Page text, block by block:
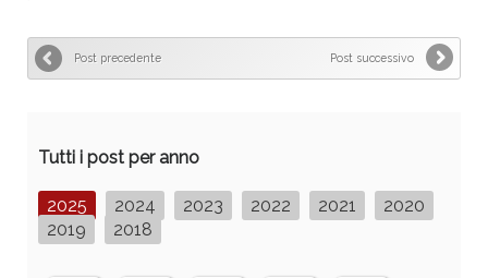
Post precedente Post successivo
Tutti i post per anno
2025 2024 2023 2022 2021
2020
2019
2018